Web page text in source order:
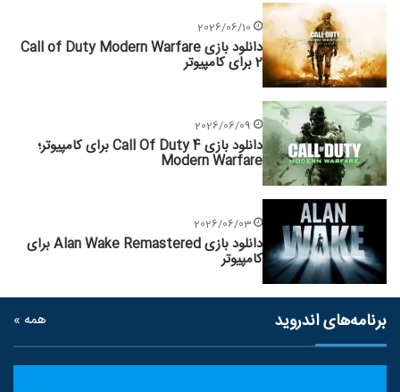
2026/06/10
دانلود بازی Call of Duty Modern Warfare
2 برای کامپیوتر
2026/06/09
دانلود بازی Call Of Duty 4 برای کامپیوتر؛
Modern Warfare
2026/06/03
دانلود بازی Alan Wake Remastered برای
کامپیوتر
برنامه‌های اندروید همه »